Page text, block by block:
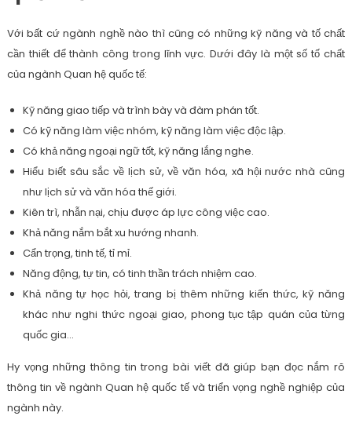
Với bất cứ ngành nghề nào thì cũng có những kỹ năng và tố chất
cần thiết để thành công trong lĩnh vực. Dưới đây là một số tố chất
của ngành Quan hệ quốc tế:
Kỹ năng giao tiếp và trình bày và đàm phán tốt.
Có kỹ năng làm việc nhóm, kỹ năng làm việc độc lập.
Có khả năng ngoại ngữ tốt, kỹ năng lắng nghe.
Hiểu biết sâu sắc về lịch sử, về văn hóa, xã hội nước nhà cũng
như lịch sử và văn hóa thế giới.
Kiên trì, nhẫn nại, chịu được áp lực công việc cao.
Khả năng nắm bắt xu hướng nhanh.
Cẩn trọng, tinh tế, tỉ mỉ.
Năng động, tự tin, có tinh thần trách nhiệm cao.
Khả năng tự học hỏi, trang bị thêm những kiến thức, kỹ năng
khác như nghi thức ngoại giao, phong tục tập quán của từng
quốc gia…
Hy vọng những thông tin trong bài viết đã giúp bạn đọc nắm rõ
thông tin về ngành Quan hệ quốc tế và triển vọng nghề nghiệp của
ngành này.